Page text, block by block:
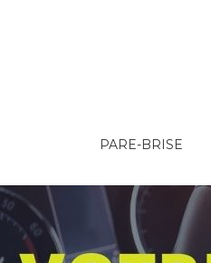
PARE-BRISE